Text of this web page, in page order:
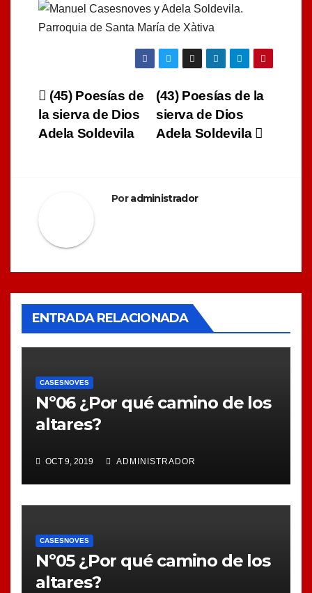
Navegación
de
(43) Poesías de la
sierva de Dios
Adela Soldevila
(45) Poesías de
la sierva de Dios
Adela Soldevila
Poradministrador
ENTRADA RELACIONADA
CASESNOVES
Nº06 ¿Por qué camino de los
altares?
OCT 9, 2019 ADMINISTRADOR
CASESNOVES
Nº05 ¿Por qué camino de los
altares?